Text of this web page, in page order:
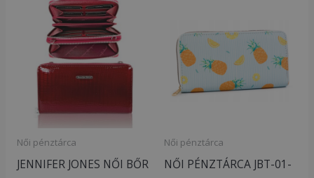
Női pénztárca
JENNIFER JONES NŐI BŐR
Női pénztárca
NŐI PÉNZTÁRCA JBT-01-